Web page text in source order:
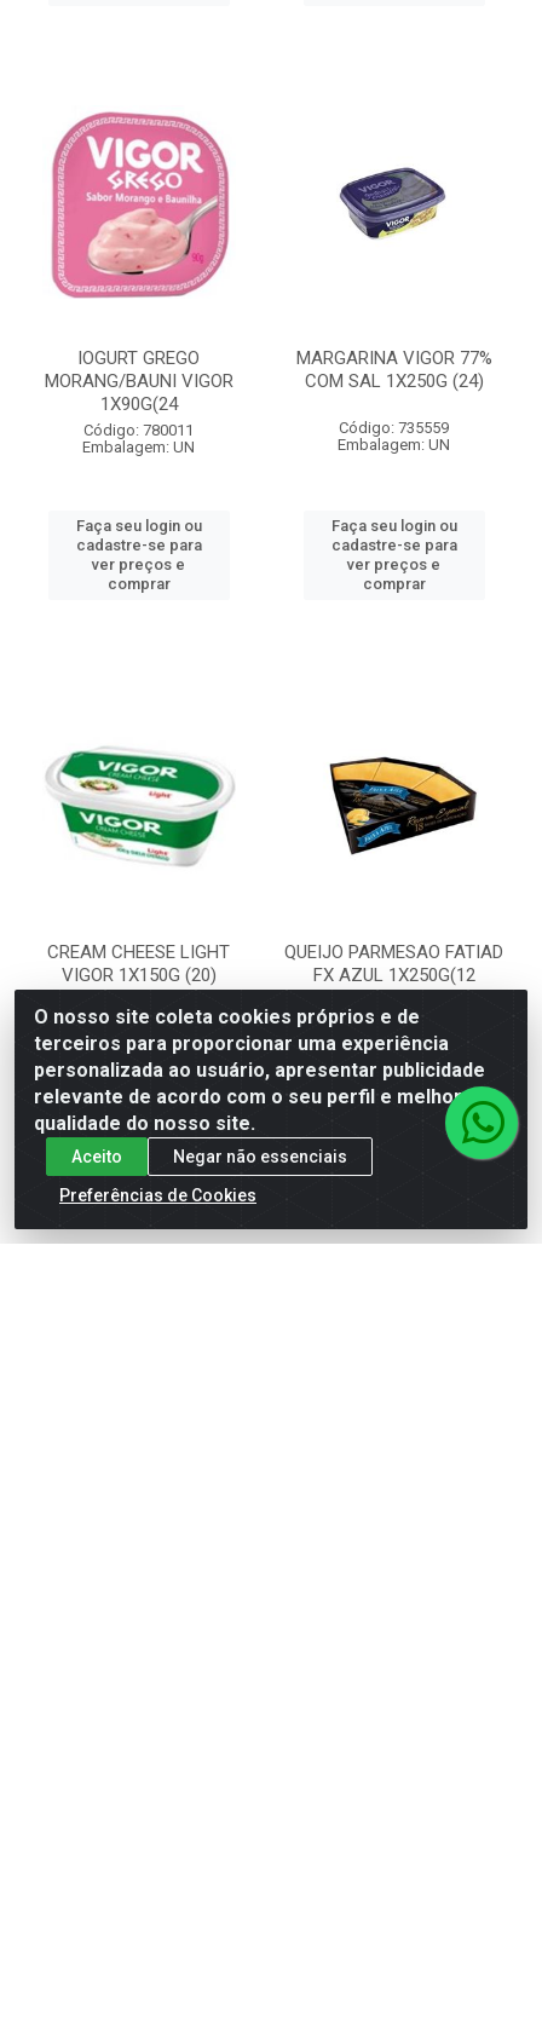
IOGURT GREGO
MORANG/BAUNI VIGOR
1X90G(24
Código: 780011
Embalagem: UN
Faça seu login ou
cadastre-se para
ver preços e
comprar
MARGARINA VIGOR 77%
COM SAL 1X250G (24)
Código: 735559
Embalagem: UN
Faça seu login ou
cadastre-se para
ver preços e
comprar
CREAM CHEESE LIGHT
VIGOR 1X150G (20)
Código: 779391
Embalagem: UN
Faça seu login ou
cadastre-se para
ver preços e
comprar
QUEIJO PARMESAO FATIAD
FX AZUL 1X250G(12
Código: 772315
Embalagem: UN
Faça seu login ou
cadastre-se para
comprar
O nosso site coleta cookies próprios e de
terceiros para proporcionar uma experiência
personalizada ao usuário, apresentar publicidade
relevante de acordo com o seu perfil e melhorar a
qualidade do nosso site.
Aceito
Negar não essenciais
Preferências de Cookies